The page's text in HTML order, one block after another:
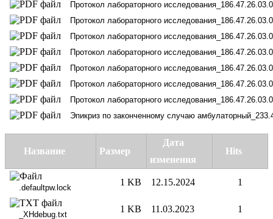
Название Размер
Дата
изменения
Hits
1 KB 12.15.2024 1
1 KB 11.03.2023 1